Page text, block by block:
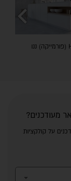
chevron_left
מעודכנים?
על קולקציות